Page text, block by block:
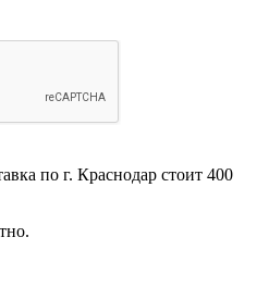
по г. Краснодар стоит 400